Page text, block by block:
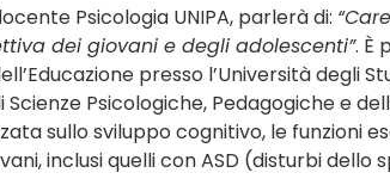
Psicologia UNIPA, parlerà di:
dei giovani e degli adolescenti”. È
presso l’Università degli
Psicologiche, Pedagogiche e
sullo sviluppo cognitivo, le funzioni
inclusi quelli con ASD (disturbi dello